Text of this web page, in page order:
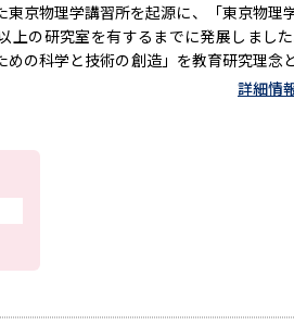
願校選び 受験スケジュールを立て
レメール全国一斉進学調査
新生活お
京物理学講習所を起源に、「東京物理
上の研究室を有するまでに発展しまし
の科学と技術の創造」を教育研究理念
実力を身に付けた学生のみを卒業させ
詳細情